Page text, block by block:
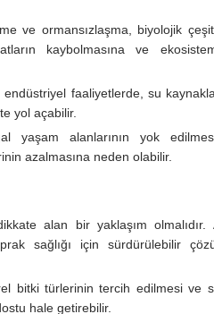
ve ormansızlaşma, biyolojik
kaybolmasına ve
faaliyetlerde, su
yol açabilir.
yaşam alanlarının yok
azalmasına neden olabilir.
alan bir yaklaşım olmalıdır.
sağlığı için sürdürülebilir
bitki türlerinin tercih edilmesi ve
hale getirebilir.